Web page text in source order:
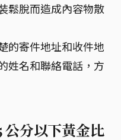
鬆脫而造成內容物散
的寄件地址和收件地
姓名和聯絡電話，方
公分以下黃金比